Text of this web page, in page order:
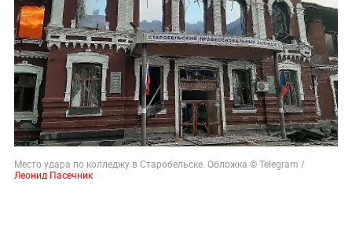
Место удара по колледжу в Старобельске. Обложка © Telegram /
Леонид Пасечник